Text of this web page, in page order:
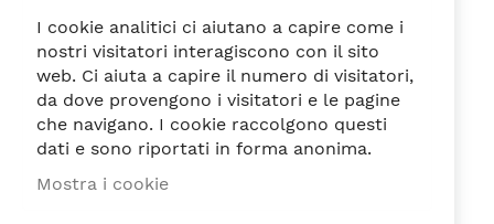
Nickname
Riepilogo
I cookie analitici ci aiutano a capire come i
nostri visitatori interagiscono con il sito
web. Ci aiuta a capire il numero di visitatori,
da dove provengono i visitatori e le pagine
che navigano. I cookie raccolgono questi
dati e sono riportati in forma anonima.
Mostra i cookie